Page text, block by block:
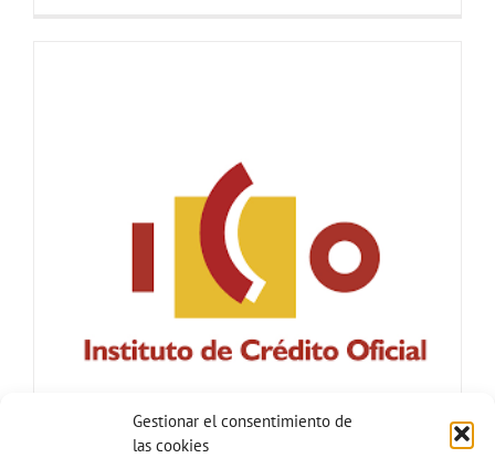
Gestionar el consentimiento de
las cookies